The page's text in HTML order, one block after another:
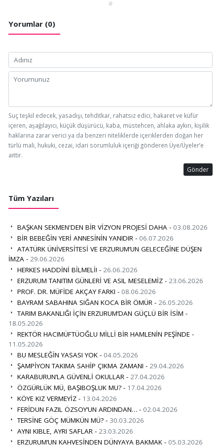
#
Yorumlar (0)
Suç teşkil edecek, yasadışı, tehditkar, rahatsız edici, hakaret ve küfür
içeren, aşağılayıcı, küçük düşürücü, kaba, müstehcen, ahlaka aykırı, kişilik
haklarına zarar verici ya da benzeri niteliklerde içeriklerden doğan her
türlü mali, hukuki, cezai, idari sorumluluk içeriği gönderen Üye/Üyeler’e
aittir.
Gönder
Tüm Yazıları
BAŞKAN SEKMEN'DEN BİR VİZYON PROJESİ DAHA - 03.08.2026
BİR BEBEĞİN YERİ ANNESİNİN YANIDIR - 06.07.2026
ATATÜRK ÜNİVERSİTESİ VE ERZURUM’UN GELECEĞİNE DÜŞEN
İMZA - 29.06.2026
HERKES HADDİNİ BİLMELİ! - 26.06.2026
ERZURUM TANITIM GÜNLERİ VE ASIL MESELEMİZ - 23.06.2026
PROF. DR. MÜFİDE AKÇAY FARKI - 08.06.2026
BAYRAM SABAHINA SIĞAN KOCA BİR ÖMÜR - 26.05.2026
TARIM BAKANLIĞI İÇİN ERZURUM’DAN GÜÇLÜ BİR İSİM -
18.05.2026
REKTÖR HACIMÜFTÜOĞLU MİLLİ BİR HAMLENİN PEŞİNDE -
11.05.2026
BU MESLEĞİN YASASI YOK - 04.05.2026
ŞAMPİYON TAKIMA SAHİP ÇIKMA ZAMANI - 29.04.2026
KARABURUN’LA GÜVENLİ OKULLAR - 27.04.2026
ÖZGÜRLÜK MÜ, BAŞIBOŞLUK MU? - 17.04.2026
KÖYE KIZ VERMEYİZ - 13.04.2026
FERİDUN FAZIL ÖZSOY’UN ARDINDAN… - 02.04.2026
TERSİNE GÖÇ MÜMKÜN MÜ? - 30.03.2026
AYNI KIBLE, AYRI SAFLAR - 23.03.2026
ERZURUM’UN KAHVESİNDEN DÜNYAYA BAKMAK - 05.03.2026